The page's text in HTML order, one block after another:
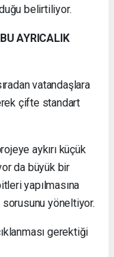
belirtiliyor.
AYRICALIK
vatandaşlara
çifte standart
aykırı küçük
da büyük bir
yapılmasına
yöneltiyor.
gerektiği